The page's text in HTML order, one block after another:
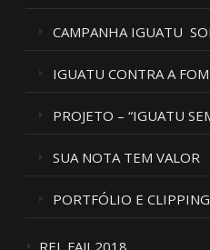
CAMPANHA IGUATU
IGUATU CONTRA A
PROJETO – “IGUATU
SUA NOTA TEM VALOR
PORTFÓLIO E CLIPPING
REL FAJI 2018